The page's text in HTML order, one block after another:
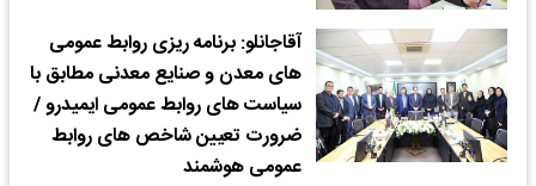
آقاجانلو: برنامه ریزی روابط عمومی
های معدن و صنایع معدنی مطابق با
سیاست های روابط عمومی ایمیدرو /
ضرورت تعیین شاخص های روابط
عمومی هوشمند